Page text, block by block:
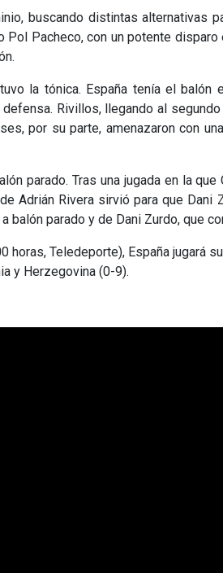
buscando distintas alternativas
Pol Pacheco, con un potente
la tónica. España tenía el balón
Rivillos, llegando al
por su parte, amenazaron con
parado. Tras una jugada en la
Adrián Rivera sirvió para que Dani
balón parado y de Dani Zurdo, que
horas, Teledeporte), España jugará
y Herzegovina (0-9).